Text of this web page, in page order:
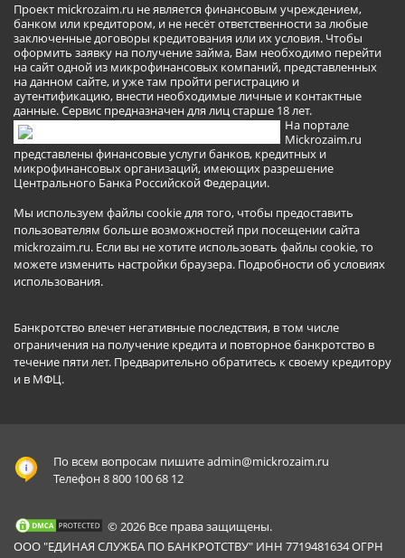
Проект mickrozaim.ru не является финансовым учреждением,
банком или кредитором, и не несёт ответственности за любые
заключенные договоры кредитования или их условия. Чтобы
оформить заявку на получение займа, Вам необходимо перейти
на сайт одной из микрофинансовых компаний, представленных
на данном сайте, и уже там пройти регистрацию и
аутентификацию, внести необходимые личные и контактные
данные. Сервис предназначен для лиц старше 18 лет.
На портале
Mickrozaim.ru
представлены финансовые услуги банков, кредитных и
микрофинансовых организаций, имеющих разрешение
Центрального Банка Российской Федерации.
Мы используем файлы cookie для того, чтобы предоставить
пользователям больше возможностей при посещении сайта
mickrozaim.ru. Если вы не хотите использовать файлы cookie, то
можете изменить настройки браузера. Подробности об условиях
использования.
Банкротство влечет негативные последствия, в том числе
ограничения на получение кредита и повторное банкротство в
течение пяти лет. Предварительно обратитесь к своему кредитору
и в МФЦ.
По всем вопросам пишитеadmin@mickrozaim.ru
Телефон 8 800 100 68 12
© 2026 Все права защищены.
ООО "ЕДИНАЯ СЛУЖБА ПО БАНКРОТСТВУ" ИНН 7719481634 ОГРН